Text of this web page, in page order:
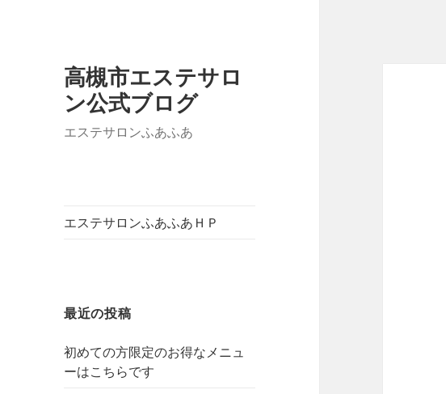
高槻市エステサロ
ン公式ブログ
エステサロンふあふあ
エステサロンふあふあＨＰ
最近の投稿
初めての方限定のお得なメニュ
ーはこちらです